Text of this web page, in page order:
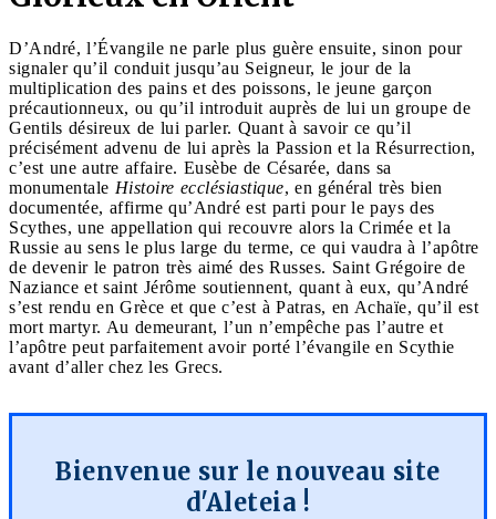
D’André, l’Évangile ne parle plus guère ensuite, sinon pour
signaler qu’il conduit jusqu’au Seigneur, le jour de la
multiplication des pains et des poissons, le jeune garçon
précautionneux, ou qu’il introduit auprès de lui un groupe de
Gentils désireux de lui parler. Quant à savoir ce qu’il
précisément advenu de lui après la Passion et la Résurrection,
c’est une autre affaire. Eusèbe de Césarée, dans sa
monumentale Histoire ecclésiastique, en général très bien
documentée, affirme qu’André est parti pour le pays des
Scythes, une appellation qui recouvre alors la Crimée et la
Russie au sens le plus large du terme, ce qui vaudra à l’apôtre
de devenir le patron très aimé des Russes. Saint Grégoire de
Naziance et saint Jérôme soutiennent, quant à eux, qu’André
s’est rendu en Grèce et que c’est à Patras, en Achaïe, qu’il est
mort martyr. Au demeurant, l’un n’empêche pas l’autre et
l’apôtre peut parfaitement avoir porté l’évangile en Scythie
avant d’aller chez les Grecs.
Bienvenue sur le nouveau site
d'Aleteia !